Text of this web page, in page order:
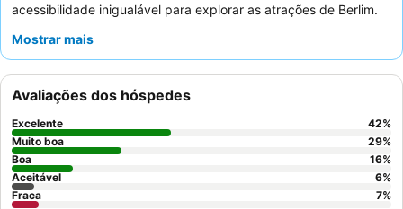
acessibilidade inigualável para explorar as atrações de Berlim.
último pisocom vistas impressionantes da cidade, perfeito
seja polarizado devido ao conceito digital-first, a comunicação
eficiente via WhatsApp é consistentemente elogiada. Para uma
experiência mais tranquila, os hóspedes devem solicitar quartos
virados para o pátio interior.
Mostrar mais
Avaliações dos hóspedes
Excelente 42%
Muito boa
29%
Boa
16%
Aceitável
6%
Fraca
7%